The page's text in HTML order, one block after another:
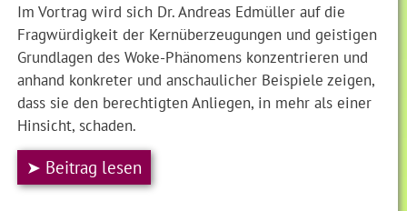
Im Vortrag wird sich Dr. Andreas Edmüller auf die
Fragwürdigkeit der Kernüberzeugungen und geistigen
Grundlagen des Woke-Phänomens konzentrieren und
anhand konkreter und anschaulicher Beispiele zeigen,
dass sie den berechtigten Anliegen, in mehr als einer
Hinsicht, schaden.
➤ Beitrag lesen